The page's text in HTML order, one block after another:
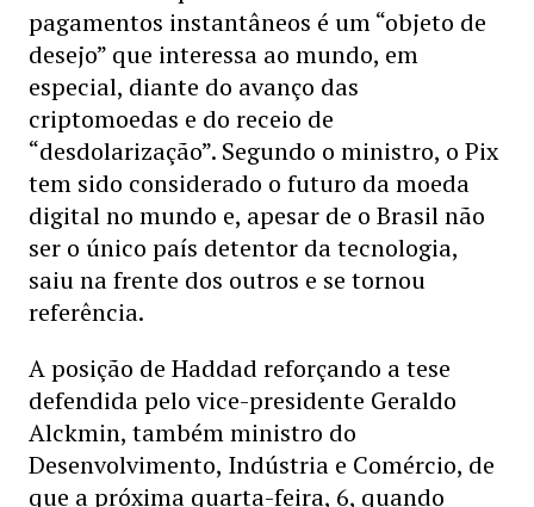
pagamentos instantâneos é um “objeto de
desejo” que interessa ao mundo, em
especial, diante do avanço das
criptomoedas e do receio de
“desdolarização”. Segundo o ministro, o Pix
tem sido considerado o futuro da moeda
digital no mundo e, apesar de o Brasil não
ser o único país detentor da tecnologia,
saiu na frente dos outros e se tornou
referência.
A posição de Haddad reforçando a tese
defendida pelo vice-presidente Geraldo
Alckmin, também ministro do
Desenvolvimento, Indústria e Comércio, de
que a próxima quarta-feira, 6, quando